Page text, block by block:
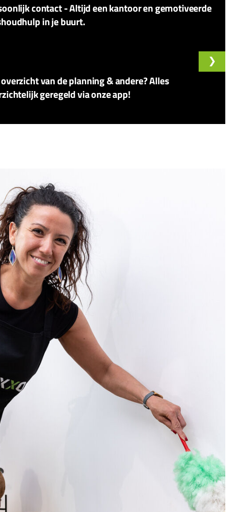
contact - Altijd een kantoor en gemotiveerde
in je buurt.
van de planning & andere? Alles
geregeld via onze app!